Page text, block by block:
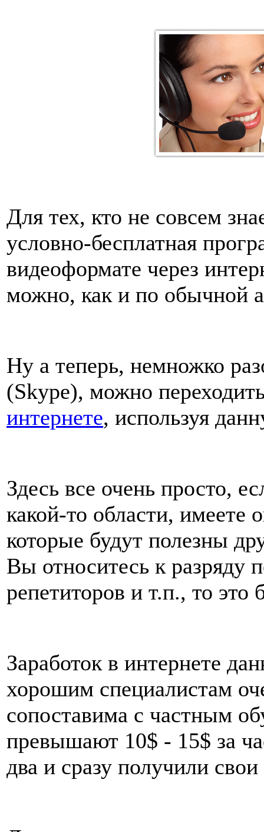
Для тех, кто не совсем
условно-бесплатная
видеоформате через
можно, как и по обычной
Ну а теперь, немножко
(Skype), можно
интернете, используя
Здесь все очень просто,
какой-то области, имеете
которые будут полезны
Вы относитесь к разряду
репетиторов и т.п., то это
Заработок в интернете
хорошим специалистам
сопоставима с частным
превышают 10$ - 15$ за
два и сразу получили